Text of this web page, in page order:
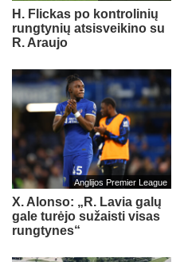
H. Flickas po kontrolinių
rungtynių atsisveikino su
R. Araujo
Anglijos Premier League
X. Alonso: „R. Lavia galų
gale turėjo sužaisti visas
rungtynes“